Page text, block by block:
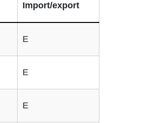
Import/export
E
E
E